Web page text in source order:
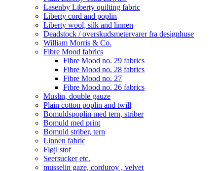
Lasenby Liberty quilting fabric
Liberty cord and poplin
Liberty wool, silk and linnen
Deadstock / overskudsmetervarer fra designhuse
William Morris & Co.
Fibre Mood fabrics
Fibre Mood no. 29 fabrics
Fibre Mood no. 28 fabrics
Fibre Mood no. 27
Fibre Mood no. 26 fabrics
Muslin, double gauze
Plain cotton poplin and twill
Bomuldspoplin med tern, striber
Bomuld med print
Bomuld striber, tern
Linnen fabric
Fløjl stof
Seersucker etc.
musselin gaze, corduroy , velvet